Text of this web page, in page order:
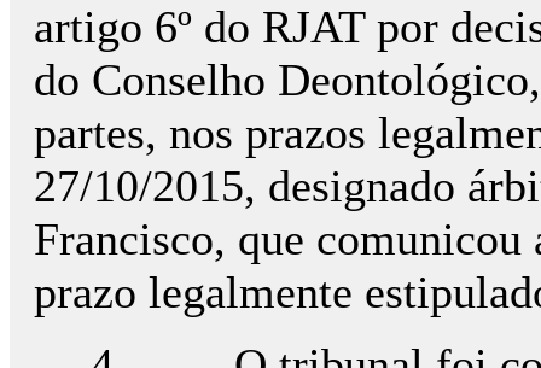
artigo 6º do RJAT por
do Conselho
partes, nos prazos
27/10/2015, designado
Francisco, que comunicou
prazo legalmente